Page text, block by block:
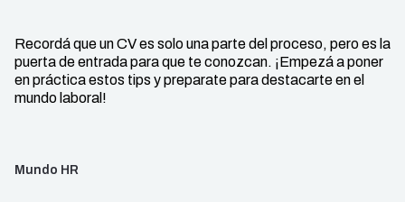
Recordá que un CV es solo una parte del proceso, pero es la
puerta de entrada para que te conozcan. ¡Empezá a poner
en práctica estos tips y preparate para destacarte en el
mundo laboral!
Mundo HR